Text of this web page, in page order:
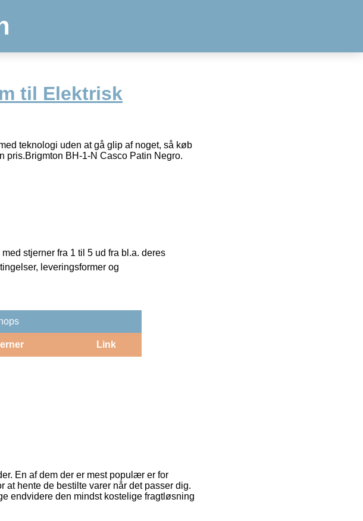
til Elektrisk
teknologi uden at gå glip af noget, så køb
pris.Brigmton BH-1-N Casco Patin Negro.
stjerner fra 1 til 5 ud fra bl.a. deres
leveringsformer og
Link
En af dem der er mest populær er for
hente de bestilte varer når det passer dig.
endvidere den mindst kostelige fragtløsning